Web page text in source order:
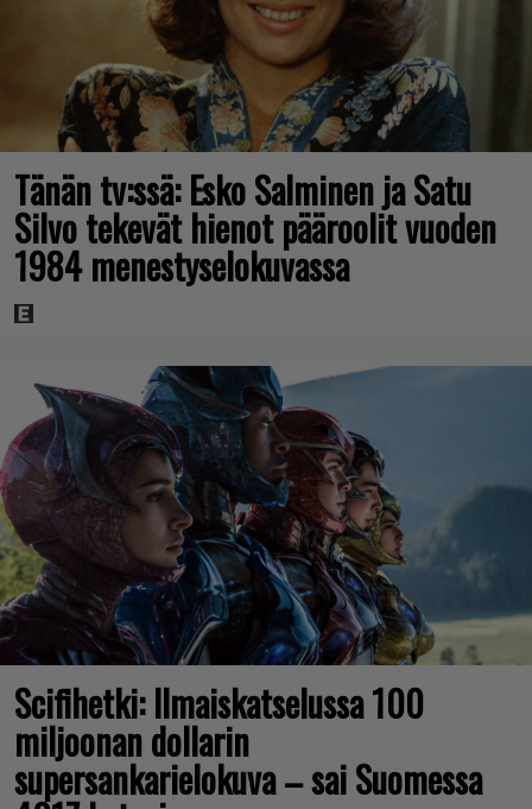
Tänän tv:ssä: Esko Salminen ja Satu
Silvo tekevät hienot pääroolit vuoden
1984 menestyselokuvassa
Scifihetki: Ilmaiskatselussa 100
miljoonan dollarin
supersankarielokuva – sai Suomessa